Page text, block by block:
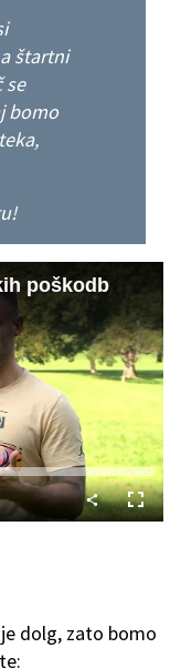
štartni
se
bomo
poškodb
način
dolg, zato bomo